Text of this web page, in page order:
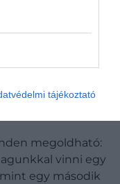
tájékoztató
megoldható:
vinni egy
egy második